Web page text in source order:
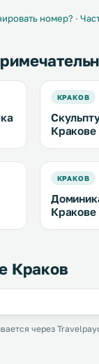
номер? ·
КРАКОВ
Кракове
КРАКОВ
Кракове
Краков
через